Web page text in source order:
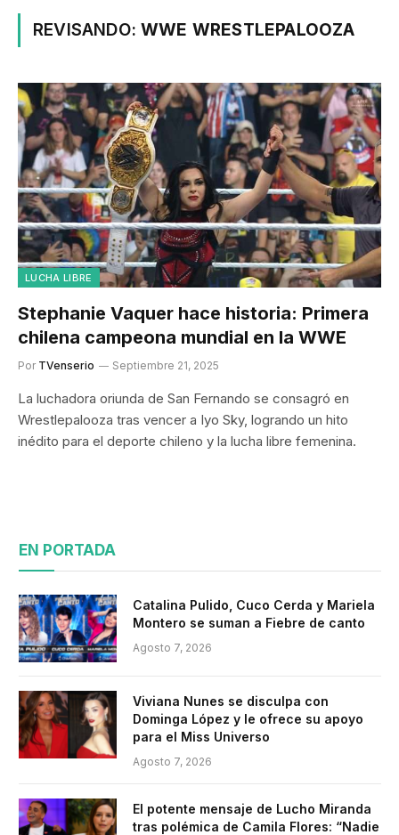
REVISANDO:WWE WRESTLEPALOOZA
LUCHA LIBRE
Stephanie Vaquer hace historia: Primera
chilena campeona mundial en la WWE
Por TVenserio Septiembre 21, 2025
La luchadora oriunda de San Fernando se consagró en
Wrestlepalooza tras vencer a Iyo Sky, logrando un hito
inédito para el deporte chileno y la lucha libre femenina.
EN PORTADA
Catalina Pulido, Cuco Cerda y Mariela
Montero se suman a Fiebre de canto
Agosto 7, 2026
Viviana Nunes se disculpa con
Dominga López y le ofrece su apoyo
para el Miss Universo
Agosto 7, 2026
El potente mensaje de Lucho Miranda
tras polémica de Camila Flores: “Nadie